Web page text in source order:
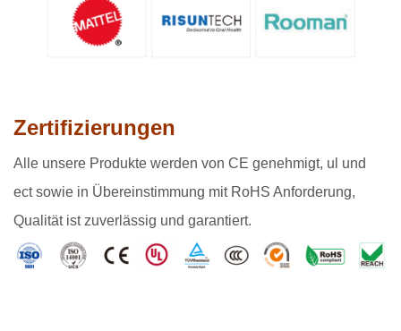
Zertifizierungen
Alle unsere Produkte werden von CE genehmigt, ul und
ect sowie in Übereinstimmung mit RoHS Anforderung,
Qualität ist zuverlässig und garantiert.